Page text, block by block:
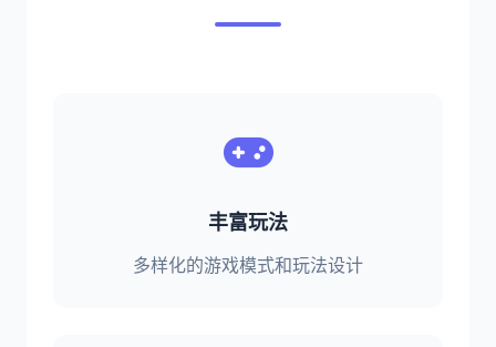
丰富玩法
多样化的游戏模式和玩法设计